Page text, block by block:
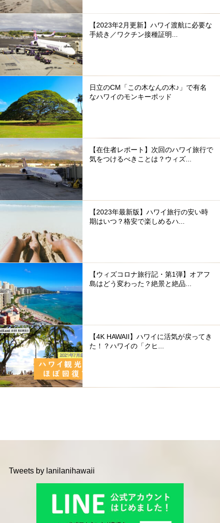
【2023年2月更新】ハワイ渡航に必要な
手続き／ワクチン接種証明...
日立のCM「この木なんの木♪」で有名
なハワイのモンキーポッド
【在住者レポート】次回のハワイ旅行で
気をつけるべきことは？ウィズ...
【2023年最新版】ハワイ旅行の安い時
期はいつ？格安で楽しめるハ...
【ウィズコロナ旅行記・第1弾】オアフ
島はどう変わった？絶景と絶品...
【4K HAWAII】ハワイに活気が戻ってき
た！？ハワイの「クヒ...
Tweets by lanilanihawaii